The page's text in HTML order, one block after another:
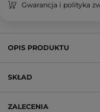
Gwarancja i polityka
OPIS PRODUKTU
SKŁAD
ZALECENIA